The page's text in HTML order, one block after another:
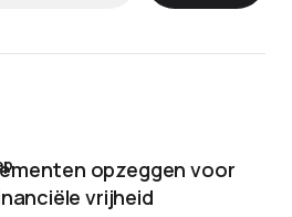
opzeggen voor
vrijheid